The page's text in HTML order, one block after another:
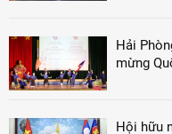
Hải
mừng
Hội hữu